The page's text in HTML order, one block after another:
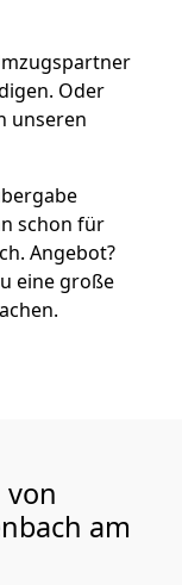
Oder
unseren
schon für
Angebot?
eine große
von
am